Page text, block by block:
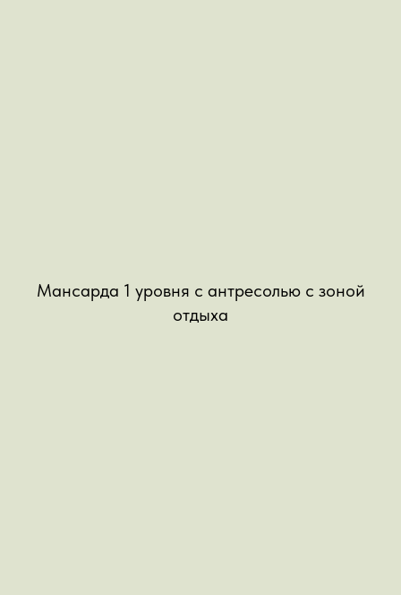
Мансарда 1 уровня с антресолью с зоной
отдыха